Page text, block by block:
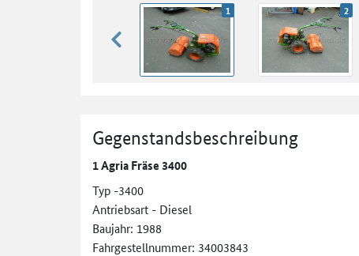
zurück blättern
1 2
Gegenstandsbeschreibung
1 Agria Fräse 3400
Typ -3400
Antriebsart - Diesel
Baujahr: 1988
Fahrgestellnummer: 34003843